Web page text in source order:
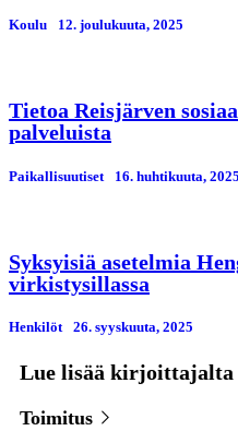
Koulu 12. јoulukuuta, 2025
Tietoa Reisjärven
palveluista
Paikallisuutiset 16. huhtikuuta, 2025
Syksyisiä asetelmia
virkistysillassa
Henkilöt 26. syyskuuta, 2025
Lue lisää kirjoittajalta
Toimitus